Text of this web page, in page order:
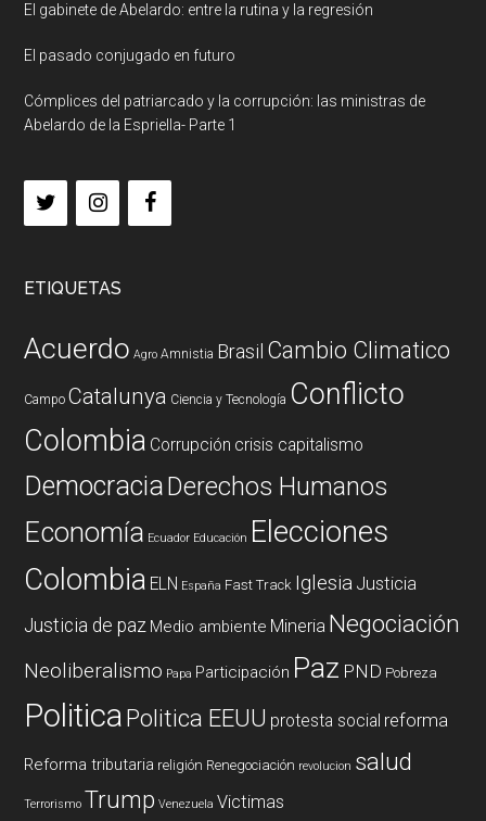
El gabinete de Abelardo: entre la rutina y la regresión
El pasado conjugado en futuro
Cómplices del patriarcado y la corrupción: las ministras de
Abelardo de la Espriella- Parte 1
ETIQUETAS
Acuerdo Agro Amnistia Brasil Cambio Climatico
Campo Catalunya Ciencia y Tecnología Conflicto
Colombia Corrupción crisis capitalismo
DemocraciaDerechos Humanos
Economía Ecuador Educación Elecciones
Colombia ELN España Fast Track Iglesia Justicia
Justicia de paz Medio ambiente Mineria Negociación
Neoliberalismo Papa Participación Paz PND Pobreza
PoliticaPolitica EEUU protesta social reforma
Reforma tributaria religión Renegociación revolucion salud
Terrorismo Trump Venezuela Victimas